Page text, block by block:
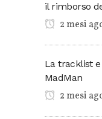
il rimborso
2 mesi
La tracklist
MadMan
2 mesi